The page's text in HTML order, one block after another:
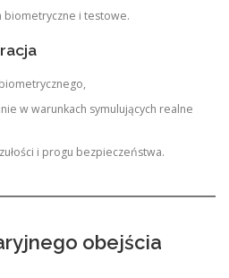
biometryczne i testowe.
w warunkach symulujących realne
i progu bezpieczeństwa.
obejścia